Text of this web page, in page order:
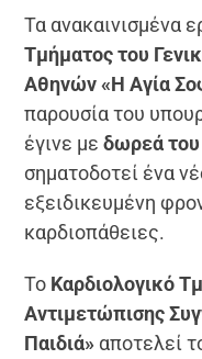
Τα ανακαινισμένα
Τμήματος του
Αθηνών «Η Αγία
παρουσία του
έγινε μεδωρεά
σηματοδοτεί ένα
εξειδικευμένη
καρδιοπάθειες.
Το Καρδιολογικό
Αντιμετώπισης
Παιδιά» αποτελεί